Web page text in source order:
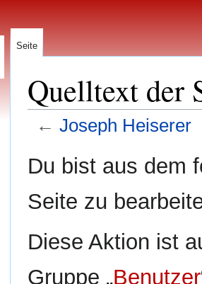
Quelltext der
← Joseph Heiserer
Navigation
Suche
Du bist aus dem
Seite zu
Diese Aktion ist
Gruppe „Benutzer
Seite